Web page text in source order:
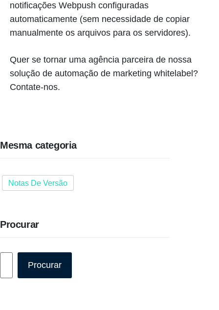
notificações Webpush configuradas
automaticamente (sem necessidade de copiar
manualmente os arquivos para os servidores).
Quer se tornar uma agência parceira de nossa
solução de automação de marketing whitelabel?
Contate-nos.
Mesma categoria
Notas De Versão
Procurar
Procurar